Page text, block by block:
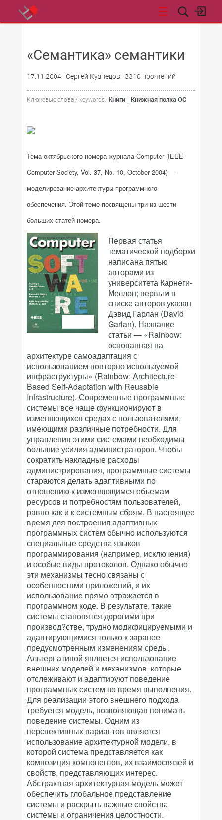
«Семантика» семантики
17.11.2004 Сергей Кузнецов 3310 прочтений
Ключевые слова / keywords: Книги Книжная полка ОС
Тема октябрьского номера журнала Computer (IEEE
Computer Society, Vol. 37, No. 10, October 2004) —
моделирование архитектуры программного
обеспечения. Этой теме посвящены три из шести
больших статей номера.
Первая статья
тематической подборки
написана пятью
авторами из
университета Карнеги-
Меллон; первым в
списке авторов указан
Дэвид Гарлан (David
Garlan). Название
статьи — «Rainbow:
основанная на
архитектуре самоадаптация с
использованием повторно используемой
инфраструктуры» (Rainbow: Architecture-
Based Self-Adaptation with Reusable
Infrastructure). Современные программные
системы все чаще функционируют в
изменяющихся средах с пользователями,
имеющими различные потребности. Для
управления этими системами необходимы
большие усилия администраторов. Чтобы
сократить накладные расходы
администрирования, программные системы
стараются делать адаптивными по
отношению к изменяющимся объемам
ресурсов и потребностям пользователей,
равно как и к системным сбоям. В настоящее
время для построения адаптивных
программных систем обычно используются
специальные средства языков
программирования (например, исключения)
и особые виды протоколов. Однако обычно
эти механизмы тесно связаны с
особенностями приложений, и их
использование прямо отражается в
программном коде. В результате, такие
системы становятся дорогими при
производ?стве, трудно модифицируемыми и
адаптирующимися только к заранее
предусмотренным изменениям среды.
Альтернативой является использование
внешних моделей и механизмов, которые
отслеживают и адаптируют поведение
программных систем во время выполнения.
Для реализации этого внешнего подхода
требуется модель, позволяющая понимать
поведение системы. Одним из
перспективных вариантов является
использование архитектурной модели, в
которой система представляется как
композиция компонентов, их взаимосвязей и
свойств, представляющих интерес.
Абстрактная архитектурная модель может
обеспечить глобальное представление
системы и раскрыть важные свойства
системы и ограничения целостности.